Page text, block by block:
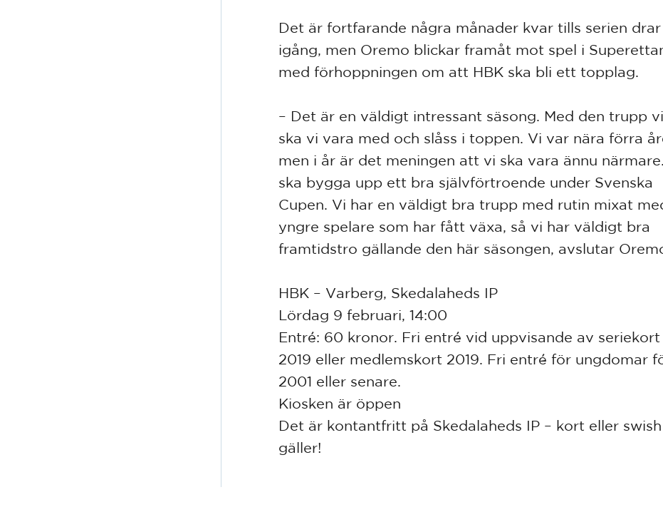
Det är fortfarande några månader kvar tills serien drar
igång, men Oremo blickar framåt mot spel i
med förhoppningen om att HBK ska bli ett topplag.
– Det är en väldigt intressant säsong. Med den trupp
ska vi vara med och slåss i toppen. Vi var nära förra
men i år är det meningen att vi ska vara ännu
ska bygga upp ett bra självförtroende under Svenska
Cupen. Vi har en väldigt bra trupp med rutin mixat
yngre spelare som har fått växa, så vi har väldigt bra
framtidstro gällande den här säsongen, avslutar
HBK – Varberg, Skedalaheds IP
Lördag 9 februari, 14:00
Entré: 60 kronor. Fri entré vid uppvisande av seriekort
2019 eller medlemskort 2019. Fri entré för ungdomar
2001 eller senare.
Kiosken är öppen
Det är kontantfritt på Skedalaheds IP – kort eller swish
gäller!